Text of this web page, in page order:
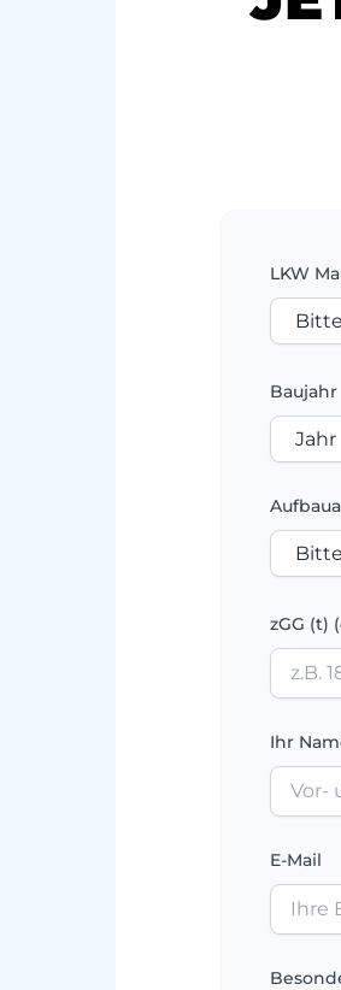
LKW
Baujahr
zGG (t)
Ihr
E-Mail